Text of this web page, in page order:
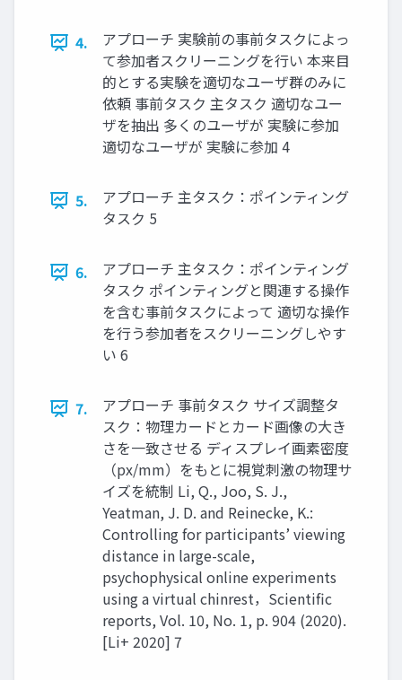
4.
アプローチ 実験前の事前タスクによっ
て参加者スクリーニングを行い 本来目
的とする実験を適切なユーザ群のみに
依頼 事前タスク 主タスク 適切なユー
ザを抽出 多くのユーザが 実験に参加
適切なユーザが 実験に参加 4
5.
アプローチ 主タスク：ポインティング
タスク 5
6.
アプローチ 主タスク：ポインティング
タスク ポインティングと関連する操作
を含む事前タスクによって 適切な操作
を行う参加者をスクリーニングしやす
い 6
7.
アプローチ 事前タスク サイズ調整タ
スク：物理カードとカード画像の大き
さを一致させる ディスプレイ画素密度
（px/mm）をもとに視覚刺激の物理サ
イズを統制 Li, Q., Joo, S. J.,
Yeatman, J. D. and Reinecke, K.:
Controlling for participants’ viewing
distance in large-scale,
psychophysical online experiments
using a virtual chinrest，Scientific
reports, Vol. 10, No. 1, p. 904 (2020).
[Li+ 2020] 7